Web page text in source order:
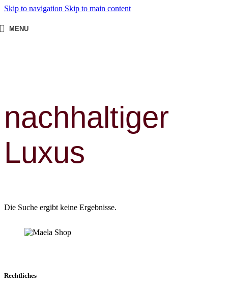
Skip to navigation Skip to main content
MENU
nachhaltiger
Luxus
Die Suche ergibt keine Ergebnisse.
Rechtliches